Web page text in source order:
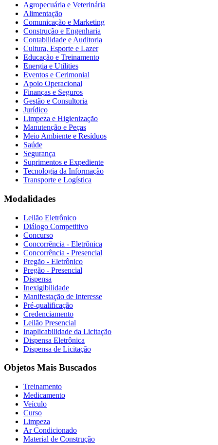
Agropecuária e Veterinária
Alimentação
Comunicação e Marketing
Construção e Engenharia
Contabilidade e Auditoria
Cultura, Esporte e Lazer
Educação e Treinamento
Energia e Utilities
Eventos e Cerimonial
Apoio Operacional
Finanças e Seguros
Gestão e Consultoria
Jurídico
Limpeza e Higienização
Manutenção e Peças
Meio Ambiente e Resíduos
Saúde
Segurança
Suprimentos e Expediente
Tecnologia da Informação
Transporte e Logística
Modalidades
Leilão Eletrônico
Diálogo Competitivo
Concurso
Concorrência - Eletrônica
Concorrência - Presencial
Pregão - Eletrônico
Pregão - Presencial
Dispensa
Inexigibilidade
Manifestação de Interesse
Pré-qualificação
Credenciamento
Leilão Presencial
Inaplicabilidade da Licitação
Dispensa Eletrônica
Dispensa de Licitação
Objetos Mais Buscados
Treinamento
Medicamento
Veículo
Curso
Limpeza
Ar Condicionado
Material de Construção